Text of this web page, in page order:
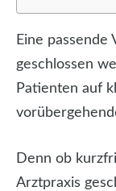
Eine passende
geschlossen
Patienten auf
Denn ob
Arztpraxis